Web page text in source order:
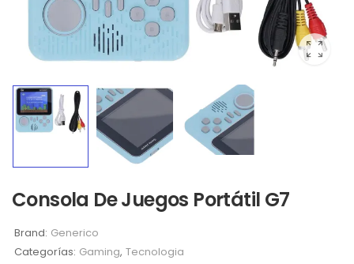
Consola De Juegos Portátil G7
Brand: Generico
Categorías: Gaming, Tecnologia